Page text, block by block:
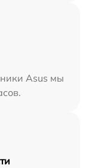
Asus мы